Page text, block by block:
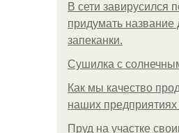
В сети завирусился
придумать
запеканки.
Сушилка с
Как мы качество
наших
Пруд на участке